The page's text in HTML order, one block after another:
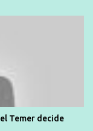
ou têm seus
cobra do Brasil
Temer decide